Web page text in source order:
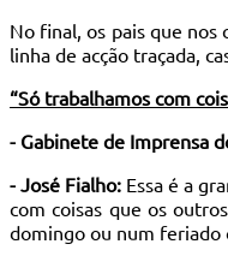
No final, os pais que
linha de acção traçada,
“Só trabalhamos com
- Gabinete de Imprensa
- José Fialho: Essa é a
com coisas que os
domingo ou num feriado